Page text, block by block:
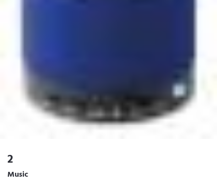
2
Music